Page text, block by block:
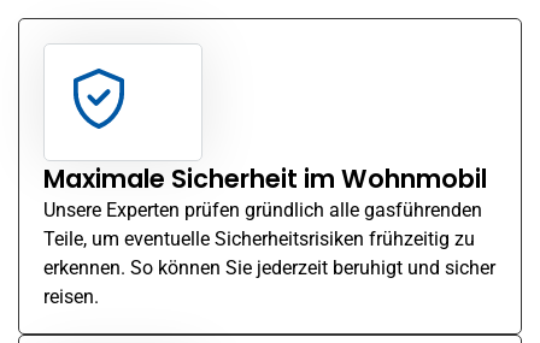
Maximale Sicherheit im Wohnmobil
Unsere Experten prüfen gründlich alle gasführenden
Teile, um eventuelle Sicherheitsrisiken frühzeitig zu
erkennen. So können Sie jederzeit beruhigt und sicher
reisen.